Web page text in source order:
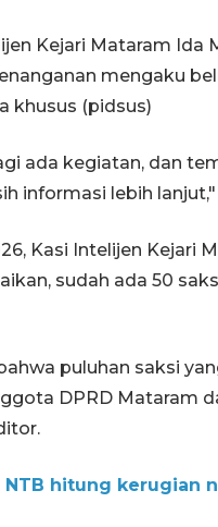
Kejari Mataram
mengaku
khusus (pidsus)
ada kegiatan, dan
informasi lebih
Kasi Intelijen Kejari
sudah ada 50
puluhan saksi
DPRD Mataram
NTB hitung kerugian